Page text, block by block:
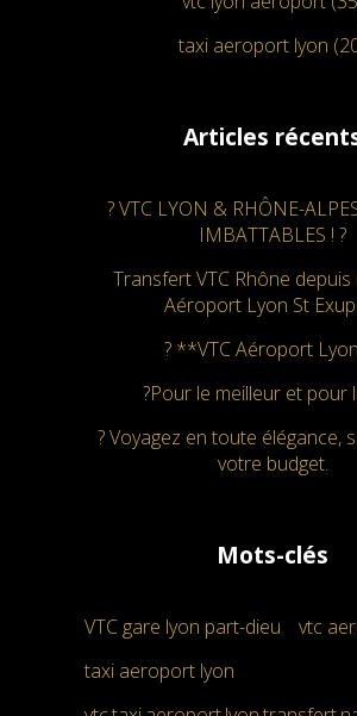
taxi aeroport lyon
Articles
? VTC LYON & RHÔNE-
IMBATTABLES ! ?
Transfert VTC Rhône depuis
Aéroport Lyon St
? **VTC Aéroport
?Pour le meilleur et pour
? Voyagez en toute élégance,
votre budget.
Mots-clés
VTC gare lyon part-dieu
vtc
taxi aeroport lyon